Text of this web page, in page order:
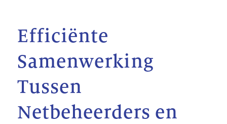
Efficiënte
Samenwerking
Tussen
Netbeheerders en